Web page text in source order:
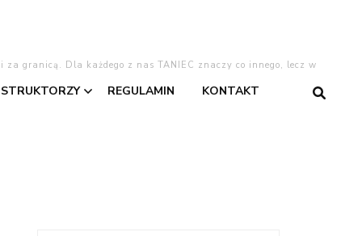
granicą. Dla każdego z nas TANIEC znaczy co innego, lecz w
REGULAMIN KONTAKT